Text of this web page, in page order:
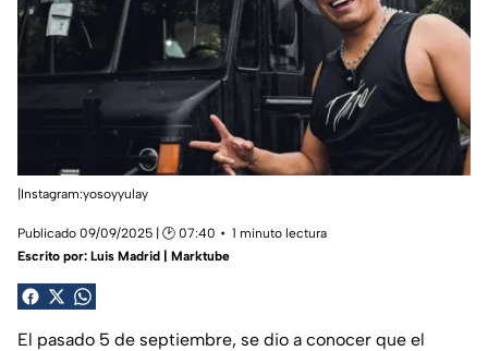
|Instagram:yosoyyulay
Publicado 09/09/2025 | 🕑 07:40
1 minuto lectura
Escrito por: Luis Madrid | Marktube
El pasado 5 de septiembre, se dio a conocer que el